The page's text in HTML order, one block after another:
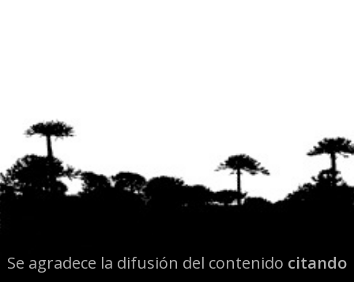
Se agradece la difusión del contenido citando
la fuente www.mapuexpress.org